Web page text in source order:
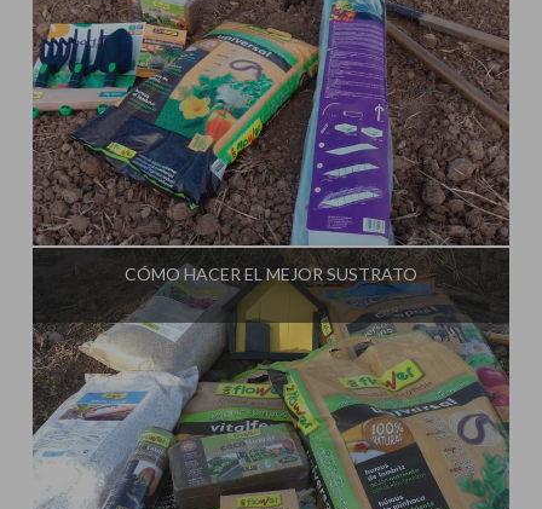
Influencer:La Huerta de Iván
CÓMO HACER EL MEJOR SUSTRATO